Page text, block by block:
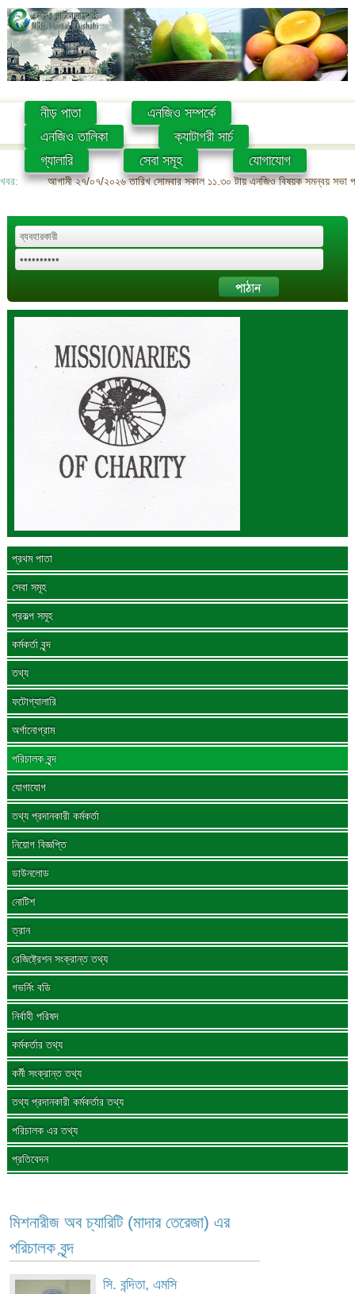
নীড় পাতা
এনজিও সম্পর্কে
এনজিও তালিকা
ক্যাটাগরী সার্চ
গ্যালারি
সেবা সমূহ যোগাযোগ
খবর: আগামী ২৭/০৭/২০২৬ তারিখ সোমবার সকাল ১১.৩০ টায় এনজিও বিষয়ক সমন্বয় সভা
প্রথম পাতা
সেবা সমূহ
প্রকল্প সমূহ
কর্মকর্তা বৃন্দ
তথ্য
ফটোগ্যালারি
অর্গানোগ্রাম
পরিচালক বৃন্দ
যোগাযোগ
তথ্য প্রদানকারী কর্মকর্তা
নিয়োগ বিজ্ঞপ্তি
ডাউনলোড
নোটিশ
ত্রান
রেজিষ্ট্রেশন সংক্রান্ত তথ্য
গভর্নিং বডি
নির্বাহী পরিষদ
কর্মকর্তার তথ্য
কর্মী সংক্রান্ত তথ্য
তথ্য প্রদানকারী কর্মকর্তার তথ্য
পরিচালক এর তথ্য
প্রতিবেদন
মিশনারীজ অব চ্যারিটি (মাদার তেরেজা) এর
পরিচালক বৃন্দ
সি. বন্দিতা, এমসি